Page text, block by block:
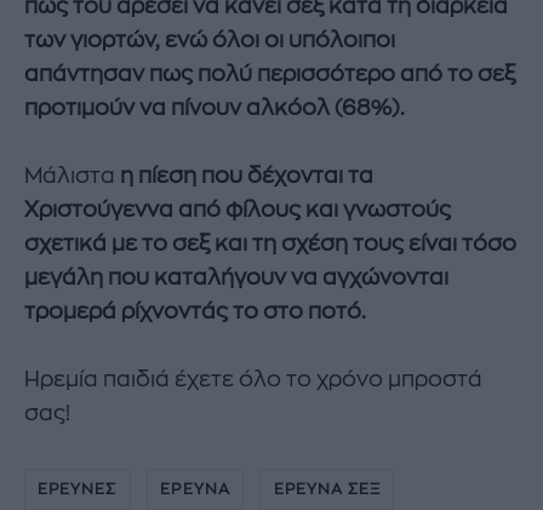
πως του αρέσει να κάνει σεξ κατά τη διάρκεια
των γιορτών, ενώ όλοι οι υπόλοιποι
απάντησαν πως πολύ περισσότερο από το σεξ
προτιμούν να πίνουν αλκόολ (68%).
Μάλιστα η πίεση που δέχονται τα
Χριστούγεννα από φίλους και γνωστούς
σχετικά με το σεξ και τη σχέση τους είναι τόσο
μεγάλη που καταλήγουν να αγχώνονται
τρομερά ρίχνοντάς το στο ποτό.
Ηρεμία παιδιά έχετε όλο το χρόνο μπροστά
σας!
ΕΡΕΥΝΕΣ ΕΡΕΥΝΑ ΕΡΕΥΝΑ ΣΕΞ